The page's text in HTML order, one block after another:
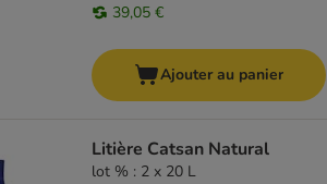
39,05 €
Ajouter au panier
Litière Catsan Natural
lot % : 2 x 20 L